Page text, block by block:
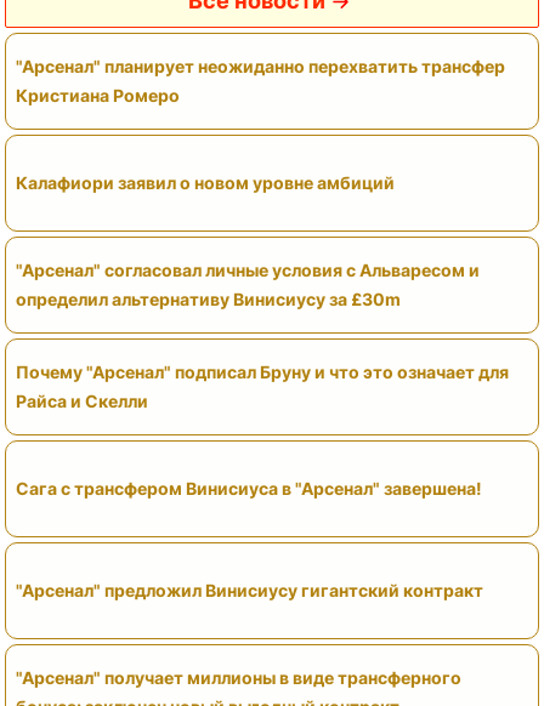
"Арсенал" планирует неожиданно перехватить трансфер
Кристиана Ромеро
Калафиори заявил о новом уровне амбиций
"Арсенал" согласовал личные условия с Альваресом и
определил альтернативу Винисиусу за £30m
Почему "Арсенал" подписал Бруну и что это означает для
Райса и Скелли
Сага с трансфером Винисиуса в "Арсенал" завершена!
"Арсенал" предложил Винисиусу гигантский контракт
"Арсенал" получает миллионы в виде трансферного